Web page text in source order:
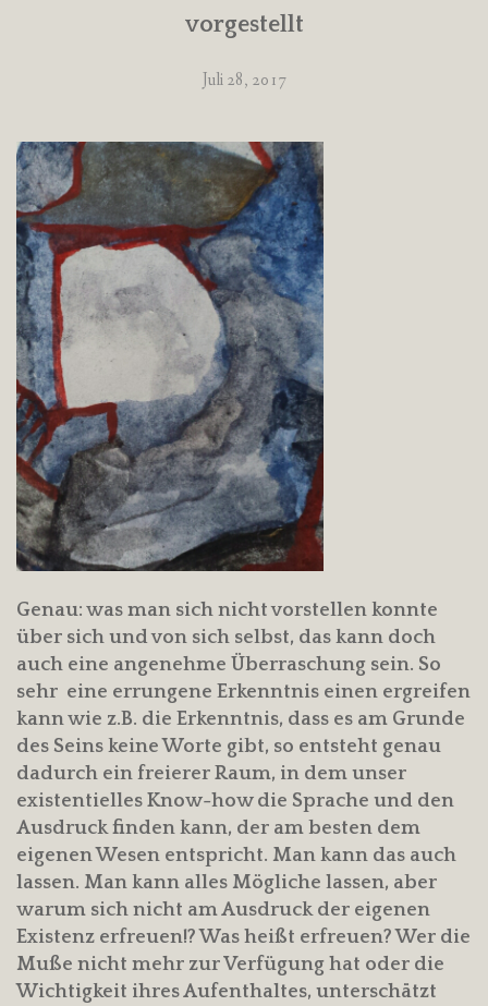
vorgestellt
Juli 28, 2017
Genau: was man sich nicht vorstellen konnte
über sich und von sich selbst, das kann doch
auch eine angenehme Überraschung sein. So
sehr eine errungene Erkenntnis einen ergreifen
kann wie z.B. die Erkenntnis, dass es am Grunde
des Seins keine Worte gibt, so entsteht genau
dadurch ein freierer Raum, in dem unser
existentielles Know-how die Sprache und den
Ausdruck finden kann, der am besten dem
eigenen Wesen entspricht. Man kann das auch
lassen. Man kann alles Mögliche lassen, aber
warum sich nicht am Ausdruck der eigenen
Existenz erfreuen!? Was heißt erfreuen? Wer die
Muße nicht mehr zur Verfügung hat oder die
Wichtigkeit ihres Aufenthaltes, unterschätzt